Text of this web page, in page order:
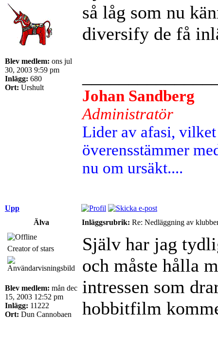
Blev medlem: ons jul
30, 2003 9:59 pm
Inlägg: 680
Ort: Urshult
så låg som nu
diversify de få
Johan Sandberg
Administratör
Lider av afasi,
överensstämmer
nu om ursäkt....
Upp
Älva
Inläggsrubrik: Re: Nedläggning av
Creator of stars
Blev medlem: mån dec
15, 2003 12:52 pm
Inlägg: 11222
Ort: Dun Cannobaen
Själv har jag
och måste hålla
intressen som
hobbitfilm